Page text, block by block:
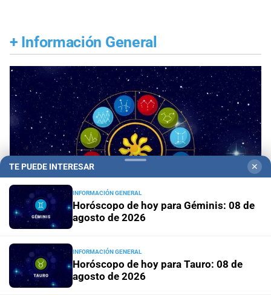
+ Información General
Panorama astrológico Horóscopo de hoy 8 de
agosto de 2026
TE PUEDE INTERESAR ✕
INFORMACIÓN GENERAL
Horóscopo de hoy para Géminis: 08 de
agosto de 2026
INFORMACIÓN GENERAL
Horóscopo de hoy para Tauro: 08 de
agosto de 2026